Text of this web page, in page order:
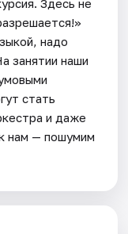
Здесь не
надо
занятии наши
стать
и даже
нам — пошумим